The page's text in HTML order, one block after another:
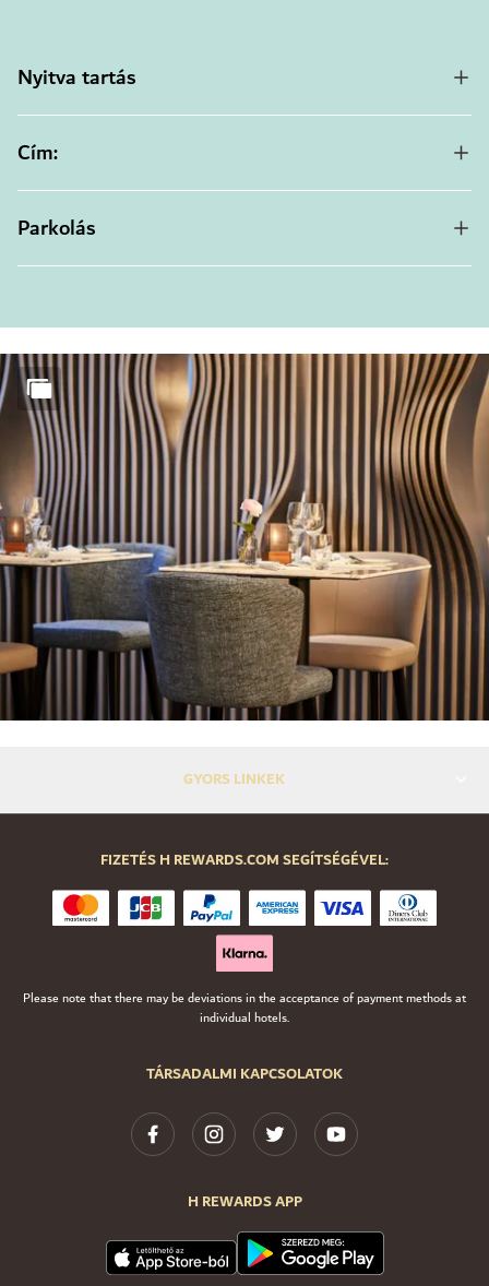
Nyitva tartás
Cím:
Parkolás
GYORS LINKEK
TÁRSADALMI KAPCSOLATOK
H REWARDS APP
FIZETÉS H REWARDS.COM SEGÍTSÉGÉVEL:
Please note that there may be deviations in the acceptance of payment methods at
individual hotels.